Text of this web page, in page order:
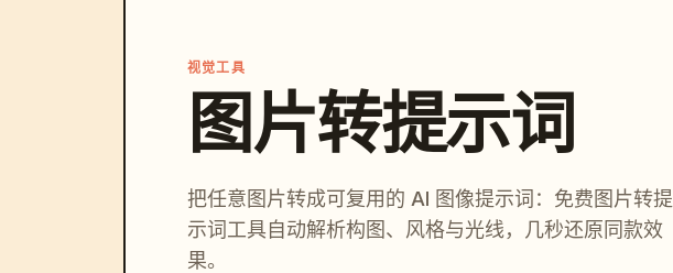
视觉工具
图片转提示词
把任意图片转成可复用的 AI 图像提示词：免费图片转提
示词工具自动解析构图、风格与光线，几秒还原同款效
果。